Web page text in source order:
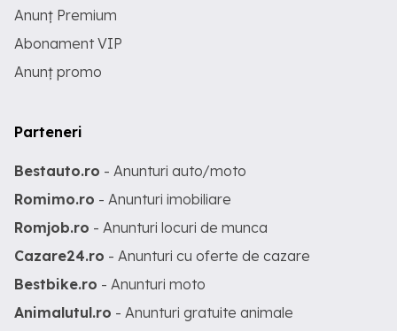
Anunț Premium
Abonament VIP
Anunț promo
Parteneri
Bestauto.ro - Anunturi auto/moto
Romimo.ro - Anunturi imobiliare
Romjob.ro - Anunturi locuri de munca
Cazare24.ro - Anunturi cu oferte de cazare
Bestbike.ro - Anunturi moto
Animalutul.ro - Anunturi gratuite animale